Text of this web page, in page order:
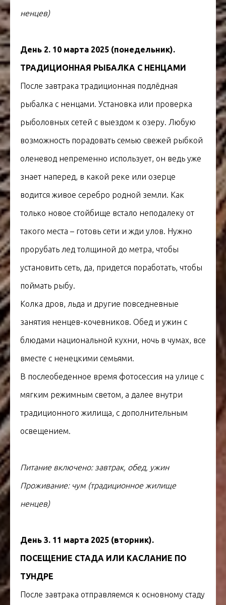
ненцев)
День 2. 10 марта 2025 (понедельник).
ТРАДИЦИОННАЯ РЫБАЛКА С НЕНЦАМИ
После завтрака традиционная подлёдная
рыбалка с ненцами. Установка или проверка
рыболовных сетей с выездом к озеру. Любую
возможность порадовать семью свежей рыбкой
оленевод непременно использует, он ведь уже
знает наперед, в какой реке или озерце
водится живое серебро родной земли. Как
только новое стойбище встало неподалеку от
такого места – готовь сети и жди улов. Нужно
прорубать лед толщиной до метра, чтобы
установить сеть, да, придется поработать, чтобы
поймать рыбу.
Колка дров, льда и другие повседневные
занятия ненцев-кочевников. Обед и ужин с
блюдами национальной кухни, ночь в чумах, все
вместе с ненецкими семьями.
В послеобеденное время фотосессия на улице с
мягким режимным светом, а далее внутри
традиционного жилища, с дополнительным
освещением.
Питание включено: завтрак, обед, ужин
Проживание: чум (традиционное жилище
ненцев)
День 3. 11 марта 2025 (вторник).
ПОСЕЩЕНИЕ СТАДА ИЛИ КАСЛАНИЕ ПО
ТУНДРЕ
После завтрака отправляемся к основному стаду